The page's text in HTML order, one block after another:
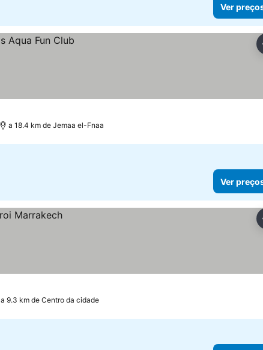
Ver
a 18.4 km de Jemaa el-Fnaa
Ver
a 9.3 km de Centro da cidade